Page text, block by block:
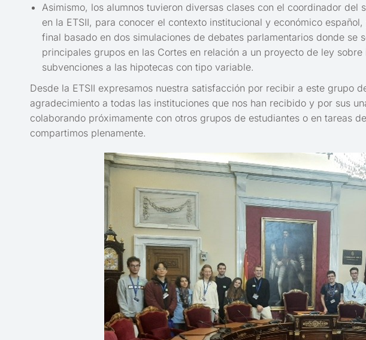
Asimismo, los alumnos tuvieron diversas clases con el coordinador del
en la ETSII, para conocer el contexto institucional y económico
final basado en dos simulaciones de debates parlamentarios donde se
principales grupos en las Cortes en relación a un proyecto de ley
subvenciones a las hipotecas con tipo variable.
Desde la ETSII expresamos nuestra satisfacción por recibir a este grupo
agradecimiento a todas las instituciones que nos han recibido y por sus
colaborando próximamente con otros grupos de estudiantes o en tareas
compartimos plenamente.